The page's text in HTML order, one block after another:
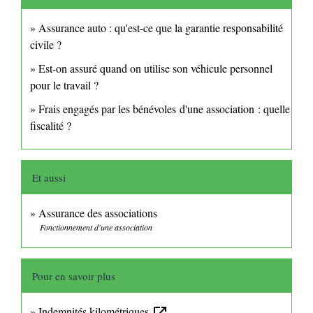
Assurance auto : qu'est-ce que la garantie responsabilité
civile ?
Est-on assuré quand on utilise son véhicule personnel
pour le travail ?
Frais engagés par les bénévoles d'une association : quelle
fiscalité ?
Et aussi
Assurance des associations
Fonctionnement d'une association
Pour en savoir plus